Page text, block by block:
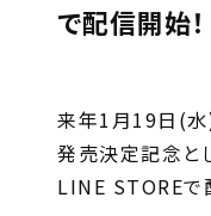
で配信開始！
来年1月19日(水
発売決定記念と
LINE STORE